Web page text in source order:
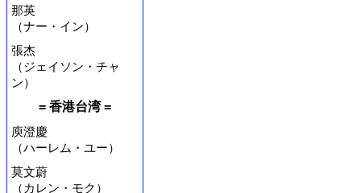
那英
（ナー・イン）
張杰
（ジェイソン・チャ
ン）
= 香港台湾 =
庾澄慶
（ハーレム・ユー）
莫文蔚
（カレン・モク）